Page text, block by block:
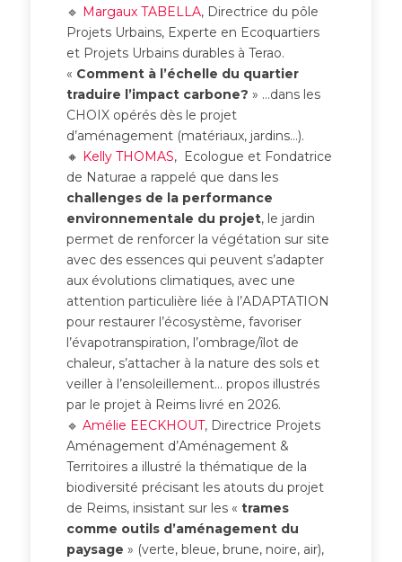
🔹 Margaux TABELLA, Directrice du pôle
Projets Urbains, Experte en Ecoquartiers
et Projets Urbains durables à Terao.
« Comment à l’échelle du quartier
traduire l’impact carbone? » …dans les
CHOIX opérés dès le projet
d’aménagement (matériaux, jardins…).
🔸 Kelly THOMAS, Ecologue et Fondatrice
de Naturae a rappelé que dans les
challenges de la performance
environnementale du projet, le jardin
permet de renforcer la végétation sur site
avec des essences qui peuvent s’adapter
aux évolutions climatiques, avec une
attention particulière liée à l’ADAPTATION
pour restaurer l’écosystème, favoriser
l’évapotranspiration, l’ombrage/îlot de
chaleur, s’attacher à la nature des sols et
veiller à l’ensoleillement… propos illustrés
par le projet à Reims livré en 2026.
🔹 Amélie EECKHOUT, Directrice Projets
Aménagement d’Aménagement &
Territoires a illustré la thématique de la
biodiversité précisant les atouts du projet
de Reims, insistant sur les « trames
comme outils d’aménagement du
paysage » (verte, bleue, brune, noire, air),